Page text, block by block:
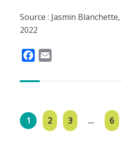
Source : Jasmin Blanchette,
2022
c
o
1
2 3 … 6